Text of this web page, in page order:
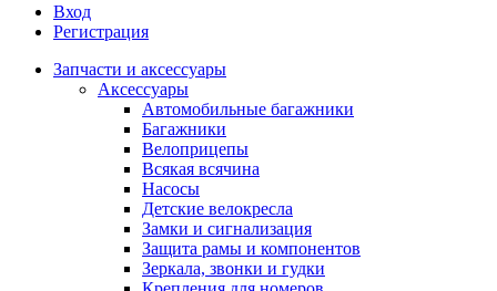
Вход
Регистрация
Запчасти и аксессуары
Аксессуары
Автомобильные багажники
Багажники
Велоприцепы
Всякая всячина
Насосы
Детские велокресла
Замки и сигнализация
Защита рамы и компонентов
Зеркала, звонки и гудки